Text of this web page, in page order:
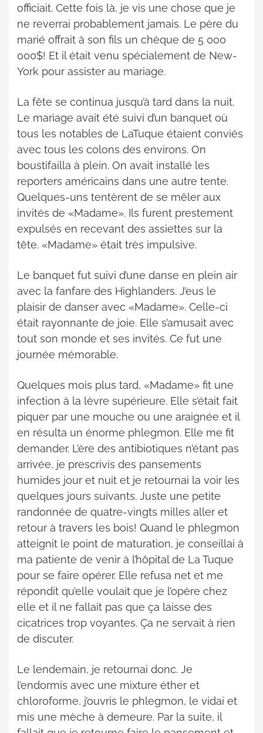
officiait. Cette fois là, je vis une chose que je
ne reverrai probablement jamais. Le père du
marié offrait à son fils un chèque de 5 000
000$! Et il était venu spécialement de New-
York pour assister au mariage.
La fête se continua jusqu’à tard dans la nuit.
Le mariage avait été suivi d’un banquet où
tous les notables de LaTuque étaient conviés
avec tous les colons des environs. On
boustifailla à plein. On avait installé les
reporters américains dans une autre tente.
Quelques-uns tentèrent de se mêler aux
invités de «Madame». Ils furent prestement
expulsés en recevant des assiettes sur la
tête. «Madame» était très impulsive.
Le banquet fut suivi d’une danse en plein air
avec la fanfare des Highlanders. J’eus le
plaisir de danser avec «Madame». Celle-ci
était rayonnante de joie. Elle s’amusait avec
tout son monde et ses invités. Ce fut une
journée mémorable.
Quelques mois plus tard, «Madame» fit une
infection à la lèvre supérieure. Elle s’était fait
piquer par une mouche ou une araignée et il
en résulta un énorme phlegmon. Elle me fit
demander. L’ère des antibiotiques n’étant pas
arrivée, je prescrivis des pansements
humides jour et nuit et je retournai la voir les
quelques jours suivants. Juste une petite
randonnée de quatre-vingts milles aller et
retour à travers les bois! Quand le phlegmon
atteignit le point de maturation, je conseillai à
ma patiente de venir à l’hôpital de La Tuque
pour se faire opérer. Elle refusa net et me
répondit qu’elle voulait que je l’opère chez
elle et il ne fallait pas que ça laisse des
cicatrices trop voyantes. Ça ne servait à rien
de discuter.
Le lendemain, je retournai donc. Je
l’endormis avec une mixture éther et
chloroforme, j’ouvris le phlegmon, le vidai et
mis une mèche à demeure. Par la suite, il